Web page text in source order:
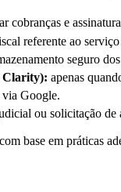
cobranças e
referente ao
seguro
Clarity): apenas
via Google.
ou solicitação de
base em práticas